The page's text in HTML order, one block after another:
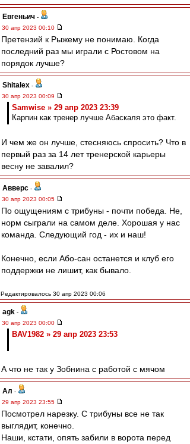
Евгеньич -
30 апр 2023 00:10
Претензий к Рыжему не понимаю. Когда
последний раз мы играли с Ростовом на
порядок лучше?
Shitalex -
30 апр 2023 00:09
Samwise » 29 апр 2023 23:39
Карпин как тренер лучше Абаскаля это факт.
И чем же он лучше, стесняюсь спросить? Что в
первый раз за 14 лет тренерской карьеры
весну не завалил?
Авверс -
30 апр 2023 00:05
По ощущениям с трибуны - почти победа. Не,
норм сыграли на самом деле. Хорошая у нас
команда. Следующий год - их и наш!
Конечно, если Або-сан останется и клуб его
поддержки не лишит, как бывало.
Редактировалось 30 апр 2023 00:06
agk -
30 апр 2023 00:00
BAV1982 » 29 апр 2023 23:53
А что не так у Зобнина с работой с мячом
Ал -
29 апр 2023 23:55
Посмотрел нарезку. С трибуны все не так
выглядит, конечно.
Наши, кстати, опять забили в ворота перед